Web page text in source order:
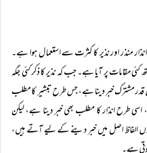
منذر اور نذیر کا کثرت سے استعمال ہوا ہے۔
مقامات پر آیا ہے۔ جب کہ نذیر کا ذکر کئی جگہ
قدر مشترک خبر دینا ہے، جس طرح تبشیر کا مطلب
طرح انذار کا مطلب بھی خبر دینا ہے، لیکن
الفاظ اصل میں خبر دینے کے لیے آتے ہیں،